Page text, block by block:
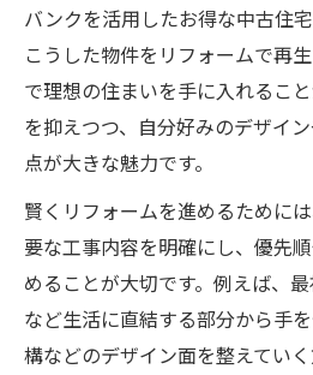
バンクを活用したお得な中古住
こうした物件をリフォームで再
で理想の住まいを手に入れるこ
を抑えつつ、自分好みのデザイ
点が大きな魅力です。
賢くリフォームを進めるために
要な工事内容を明確にし、優先
めることが大切です。例えば、
など生活に直結する部分から手
構などのデザイン面を整えてい